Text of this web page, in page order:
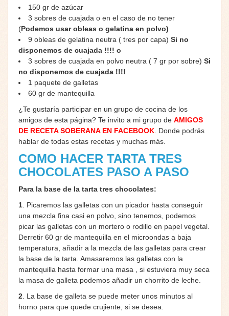
150 gr de azúcar
3 sobres de cuajada o en el caso de no tener
(Podemos usar obleas o gelatina en polvo)
9 obleas de gelatina neutra ( tres por capa) Si no
disponemos de cuajada !!!! o
3 sobres de cuajada en polvo neutra ( 7 gr por sobre) Si
no disponemos de cuajada !!!!
1 paquete de galletas
60 gr de mantequilla
¿Te gustaría participar en un grupo de cocina de los
amigos de esta página? Te invito a mi grupo de AMIGOS
DE RECETA SOBERANA EN FACEBOOK . Donde podrás
hablar de todas estas recetas y muchas más.
COMO HACER TARTA TRES
CHOCOLATES PASO A PASO
Para la base de la tarta tres chocolates:
1 . Picaremos las galletas con un picador hasta conseguir
una mezcla fina casi en polvo, sino tenemos, podemos
picar las galletas con un mortero o rodillo en papel vegetal.
Derretir 60 gr de mantequilla en el microondas a baja
temperatura, añadir a la mezcla de las galletas para crear
la base de la tarta. Amasaremos las galletas con la
mantequilla hasta formar una masa , si estuviera muy seca
la masa de galleta podemos añadir un chorrito de leche.
2 . La base de galleta se puede meter unos minutos al
horno para que quede crujiente, si se desea.